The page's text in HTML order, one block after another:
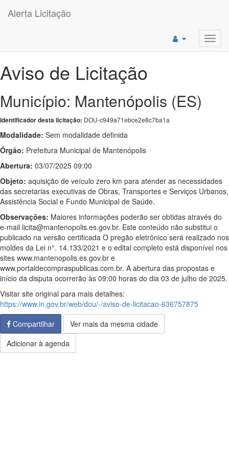
Alerta Licitação
Aviso de Licitação
Município: Mantenópolis (ES)
Identificador desta licitação: DOU-c949a71ebce2e8c7ba1a
Modalidade: Sem modalidade definida
Órgão: Prefeitura Municipal de Mantenópolis
Abertura: 03/07/2025 09:00
Objeto: aquisição de veículo zero km para atender as necessidades
das secretarias executivas de Obras, Transportes e Serviços Urbanos,
Assistência Social e Fundo Municipal de Saúde.
Observações: Maiores informações poderão ser obtidas através do
e-mail licita@mantenopolis.es.gov.br. Este conteúdo não substitui o
publicado na versão certificada O pregão eletrônico será realizado nos
moldes da Lei n°. 14.133/2021 e o edital completo está disponível nos
sites www.mantenopolis.es.gov.br e
www.portaldecompraspublicas.com.br. A abertura das propostas e
início da disputa ocorrerão às 09:00 horas do dia 03 de julho de 2025.
Visitar site original para mais detalhes:
https://www.in.gov.br/web/dou/-/aviso-de-licitacao-636757875
Compartilhar
Ver mais da mesma cidade
Adicionar à agenda